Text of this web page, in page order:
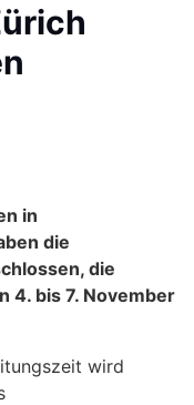
in
die
die
4. bis 7. November
wird